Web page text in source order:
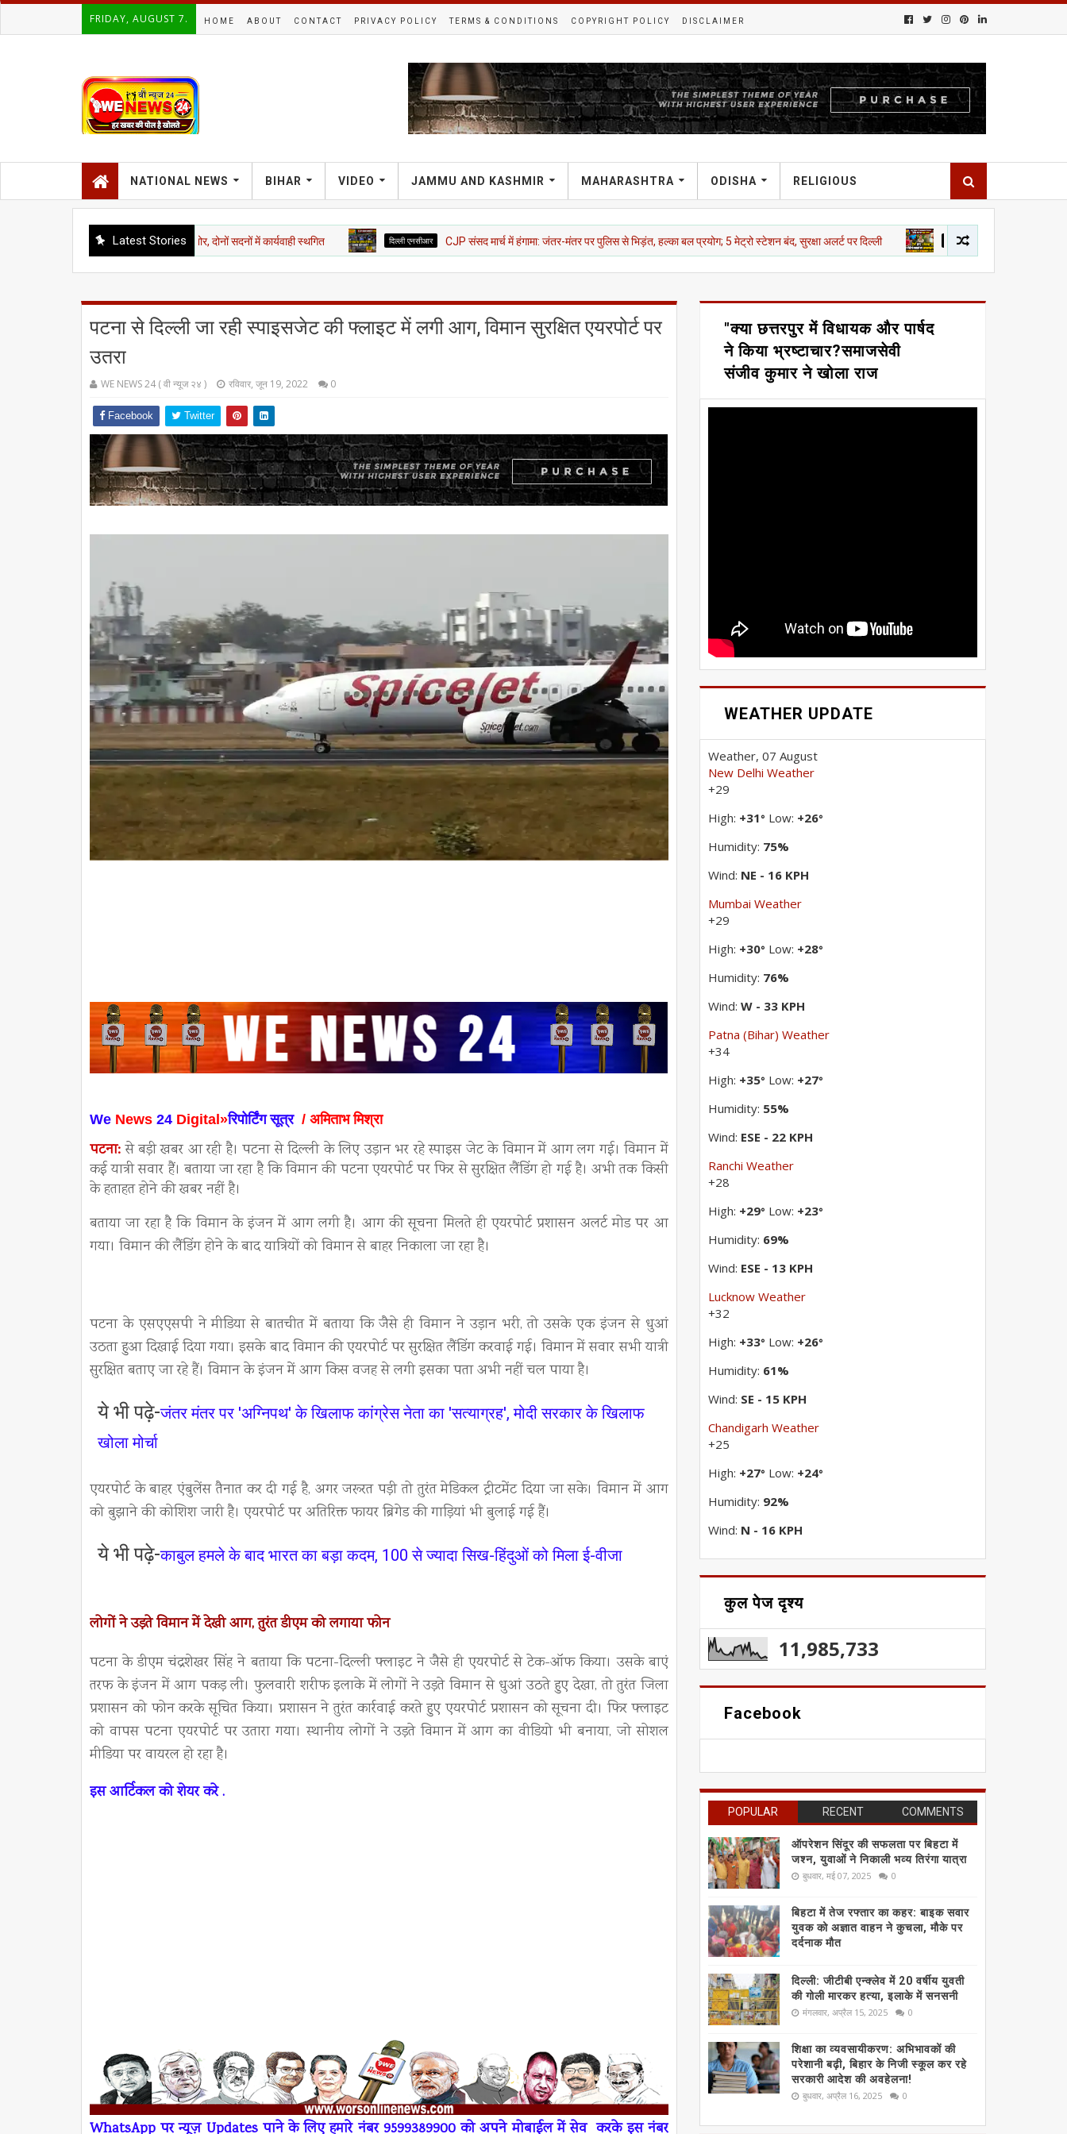
FRIDAY, AUGUST 7. HOME ABOUT CONTACT PRIVACY POLICY TERMS & CONDITIONS COPYRIGHT POLICY DISCLAIMER
NATIONAL NEWS BIHAR VIDEO JAMMU AND KASHMIR MAHARASHTRA ODISHA RELIGIOUS
Latest Stories
चंदा और CJP मार्च पर विपक्ष का शोर, दोनों सदनों में कार्यवाही स्थगित दिल्ली एनसीआर CJP संसद मार्च में हंगामा: जंतर-मंतर पर पुलिस से भिड़ंत, हल्का बल प्रयोग; 5 मेट्रो स्टेशन बंद, सुरक्षा अलर्ट पर दिल्ली तेलंगाना SVPNPA हैदराबाद में सनसनी:
पटना से दिल्ली जा रही स्पाइसजेट की फ्लाइट में लगी आग, विमान सुरक्षित एयरपोर्ट पर
उतरा
WE NEWS 24 ( वी न्यूज २४ ) रविवार, जून 19, 2022 0
Facebook Twitter
We News 24 Digital»रिपोर्टिंग सूत्र / अमिताभ मिश्रा
पटना:से बड़ी खबर आ रही है। पटना से दिल्ली के लिए उड़ान भर रहे स्पाइस जेट के विमान में आग लग गई। विमान में
कई यात्री सवार हैं। बताया जा रहा है कि विमान की पटना एयरपोर्ट पर फिर से सुरक्षित लैंडिंग हो गई है। अभी तक किसी
के हताहत होने की खबर नहीं है।
बताया जा रहा है कि विमान के इंजन में आग लगी है। आग की सूचना मिलते ही एयरपोर्ट प्रशासन अलर्ट मोड पर आ
गया। विमान की लैंडिंग होने के बाद यात्रियों को विमान से बाहर निकाला जा रहा है।
पटना के एसएएसपी ने मीडिया से बातचीत में बताया कि जैसे ही विमान ने उड़ान भरी, तो उसके एक इंजन से धुआं
उठता हुआ दिखाई दिया गया। इसके बाद विमान की एयरपोर्ट पर सुरक्षित लैंडिंग करवाई गई। विमान में सवार सभी यात्री
सुरक्षित बताए जा रहे हैं। विमान के इंजन में आग किस वजह से लगी इसका पता अभी नहीं चल पाया है।
ये भी पढ़े-जंतर मंतर पर 'अग्निपथ' के खिलाफ कांग्रेस नेता का 'सत्याग्रह', मोदी सरकार के खिलाफ
खोला मोर्चा
एयरपोर्ट के बाहर एंबुलेंस तैनात कर दी गई है, अगर जरूरत पड़ी तो तुरंत मेडिकल ट्रीटमेंट दिया जा सके। विमान में आग
को बुझाने की कोशिश जारी है। एयरपोर्ट पर अतिरिक्त फायर ब्रिगेड की गाड़ियां भी बुलाई गई हैं।
ये भी पढ़े-काबुल हमले के बाद भारत का बड़ा कदम, 100 से ज्यादा सिख-हिंदुओं को मिला ई-वीजा
लोगों ने उड़ते विमान में देखी आग, तुरंत डीएम को लगाया फोन
पटना के डीएम चंद्रशेखर सिंह ने बताया कि पटना-दिल्ली फ्लाइट ने जैसे ही एयरपोर्ट से टेक-ऑफ किया। उसके बाएं
तरफ के इंजन में आग पकड़ ली। फुलवारी शरीफ इलाके में लोगों ने उड़ते विमान से धुआं उठते हुए देखा, तो तुरंत जिला
प्रशासन को फोन करके सूचित किया। प्रशासन ने तुरंत कार्रवाई करते हुए एयरपोर्ट प्रशासन को सूचना दी। फिर फ्लाइट
को वापस पटना एयरपोर्ट पर उतारा गया। स्थानीय लोगों ने उड़ते विमान में आग का वीडियो भी बनाया, जो सोशल
मीडिया पर वायरल हो रहा है।
इस आर्टिकल को शेयर करे .
WhatsApp पर न्यूज़Updates पाने के लिए हमारे नंबर 9599389900 को अपने मोबाईलमें सेवकरके इस नंबर
"क्या छत्तरपुर में विधायक और पार्षद
ने किया भ्रष्टाचार?समाजसेवी
संजीव कुमार ने खोला राज
WEATHER UPDATE
Weather, 07 August
New Delhi Weather
+29
High: +31° Low: +26°
Humidity: 75%
Wind: NE - 16 KPH
Mumbai Weather
+29
High: +30° Low: +28°
Humidity: 76%
Wind:W - 33 KPH
Patna (Bihar) Weather
+34
High: +35° Low: +27°
Humidity: 55%
Wind: ESE - 22 KPH
Ranchi Weather
+28
High: +29° Low: +23°
Humidity: 69%
Wind: ESE - 13 KPH
Lucknow Weather
+32
High: +33° Low: +26°
Humidity: 61%
Wind: SE - 15 KPH
Chandigarh Weather
+25
High: +27° Low: +24°
Humidity: 92%
Wind: N - 16 KPH
कुल पेज दृश्य
11,985,733
Facebook
POPULAR RECENT COMMENTS
ऑपरेशन सिंदूर की सफलता पर बिहटा में
जश्न, युवाओं ने निकाली भव्य तिरंगा यात्रा
बुधवार, मई 07, 2025 0
बिहटा में तेज रफ्तार का कहर: बाइक सवार
युवक को अज्ञात वाहन ने कुचला, मौके पर
दर्दनाक मौत
दिल्ली: जीटीबी एन्क्लेव में 20 वर्षीय युवती
की गोली मारकर हत्या, इलाके में सनसनी
मंगलवार, अप्रैल 15, 2025 0
शिक्षा का व्यवसायीकरण: अभिभावकों की
परेशानी बढ़ी, बिहार के निजी स्कूल कर रहे
सरकारी आदेश की अवहेलना!
बुधवार, अप्रैल 16, 2025 0